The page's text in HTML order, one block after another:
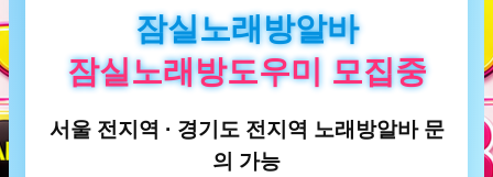
잠실노래방알바
잠실노래방도우미 모집중
서울 전지역 · 경기도 전지역 노래방알바 문
의 가능